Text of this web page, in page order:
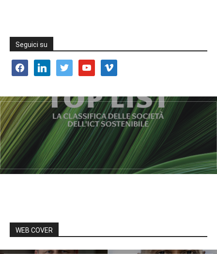
Seguici su
facebooklinkedin twitter youtube vimeo
WEB COVER